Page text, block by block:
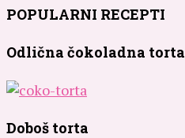
POPULARNI RECEPTI
Odlična čokoladna torta
Doboš torta